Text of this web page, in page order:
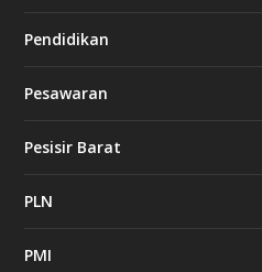
Pendidikan
Pesawaran
Pesisir Barat
PLN
PMI